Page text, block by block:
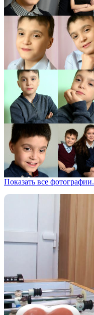
Показать все фотографии.